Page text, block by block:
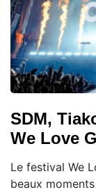
SDM,
We Love
Le festival We
beaux